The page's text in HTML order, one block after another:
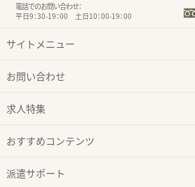
電話でのお問い合わせ：
平日9：30-19：00 土日10：00-19：00
サイトメニュー
お問い合わせ
求人特集
おすすめコンテンツ
派遣サポート